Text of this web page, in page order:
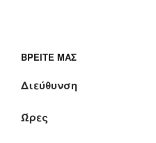
ΒΡΕΊΤΕ ΜΑΣ
Διεύθυνση
Ώρες